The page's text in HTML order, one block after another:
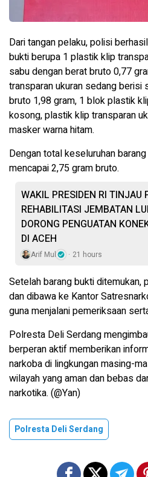
Dari tangan pelaku, polisi
bukti berupa 1 plastik klip
sabu dengan berat bruto 0,77
transparan ukuran sedang berisi
bruto 1,98 gram, 1 blok plastik
kosong, plastik klip transparan
masker warna hitam.
Dengan total keseluruhan
mencapai 2,75 gram bruto.
WAKIL PRESIDEN RI TINJAU
REHABILITASI JEMBATAN
DORONG PENGUATAN
DI ACEH
Arif Mul 21 hours
Setelah barang bukti ditemukan,
dan dibawa ke Kantor
guna menjalani pemeriksaan
Polresta Deli Serdang
berperan aktif memberikan
narkoba di lingkungan masing-
wilayah yang aman dan bebas
narkotika. (@Yan)
Polresta Deli Serdang